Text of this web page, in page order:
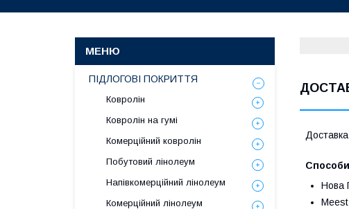
Нова
ПІДЛОГОВІ ПОКРИТТЯ
Ковролін
Ковролін на гумі
Комерційний ковролін
Побутовий лінолеум
Напівкомерційний лінолеум
Комерційний лінолеум